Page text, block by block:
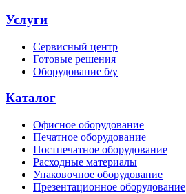
Услуги
Сервисный центр
Готовые решения
Оборудование б/у
Каталог
Офисное оборудование
Печатное оборудование
Постпечатное оборудование
Расходные материалы
Упаковочное оборудование
Презентационное оборудование